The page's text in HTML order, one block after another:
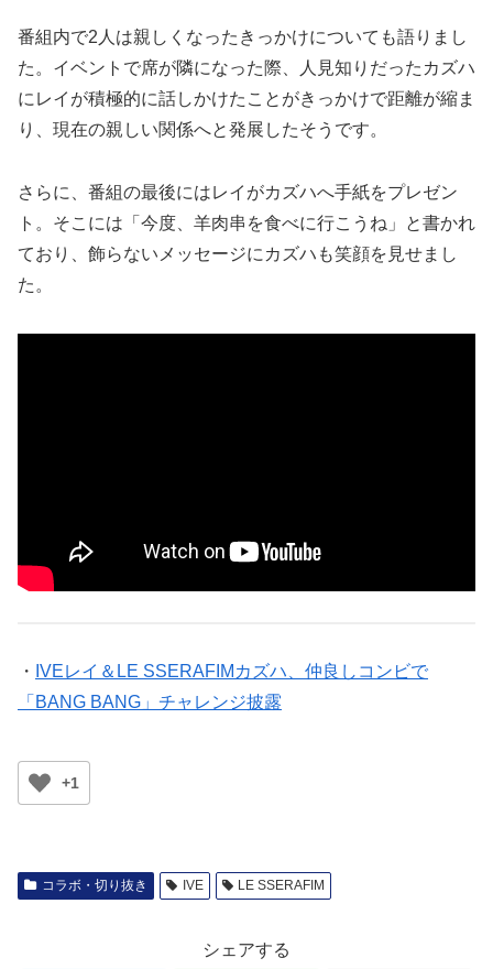
番組内で2人は親しくなったきっかけについても語りまし
た。イベントで席が隣になった際、人見知りだったカズハ
にレイが積極的に話しかけたことがきっかけで距離が縮ま
り、現在の親しい関係へと発展したそうです。
さらに、番組の最後にはレイがカズハへ手紙をプレゼン
ト。そこには「今度、羊肉串を食べに行こうね」と書かれ
ており、飾らないメッセージにカズハも笑顔を見せまし
た。
・ IVEレイ＆LE SSERAFIMカズハ、仲良しコンビで
「BANG BANG」チャレンジ披露
+1
コラボ・切り抜き IVE LE SSERAFIM
シェアする